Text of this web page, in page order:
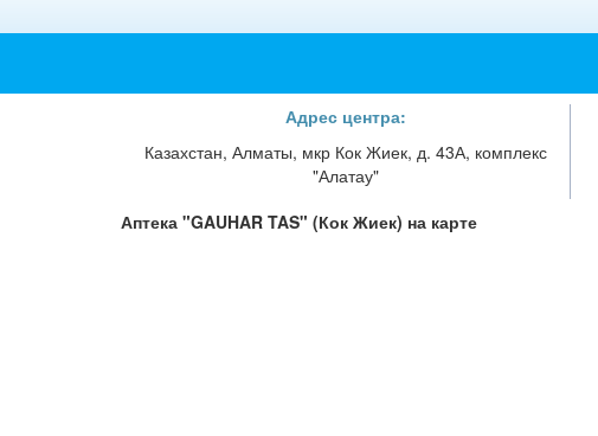
Адрес центра:
Казахстан, Алматы, мкр Кок Жиек, д. 43А, комплекс
"Алатау"
Аптека "GAUHAR TAS" (Кок Жиек) на карте